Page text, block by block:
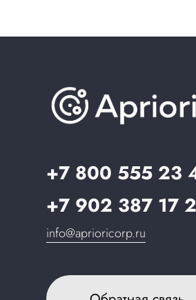
+7 800 555 23
+7 902 387 17
info@aprioricorp.ru